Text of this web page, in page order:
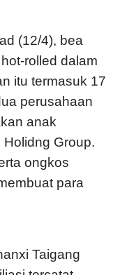
(12/4), bea
rolled dalam
itu termasuk 17
perusahaan
anak
Group.
ongkos
para
Taigang